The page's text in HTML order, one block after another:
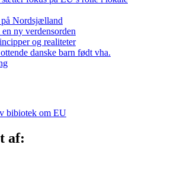
Nordsjælland
ny verdensorden
og realiteter
danske barn født vha.
bibiotek om EU
af: